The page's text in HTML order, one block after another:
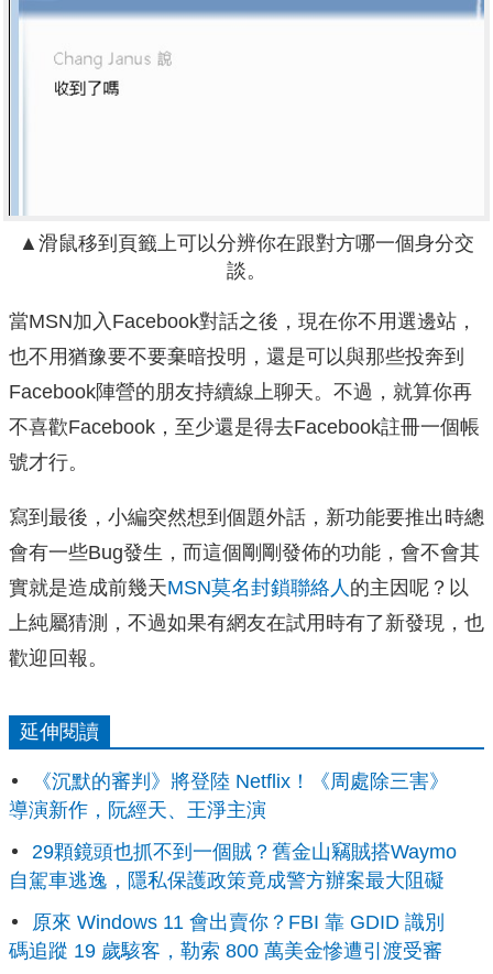
▲滑鼠移到頁籤上可以分辨你在跟對方哪一個身分交
談。
當MSN加入Facebook對話之後，現在你不用選邊站，
也不用猶豫要不要棄暗投明，還是可以與那些投奔到
Facebook陣營的朋友持續線上聊天。不過，就算你再
不喜歡Facebook，至少還是得去Facebook註冊一個帳
號才行。
寫到最後，小編突然想到個題外話，新功能要推出時總
會有一些Bug發生，而這個剛剛發佈的功能，會不會其
實就是造成前幾天MSN莫名封鎖聯絡人 的主因呢？以
上純屬猜測，不過如果有網友在試用時有了新發現，也
歡迎回報。
延伸閱讀
《沉默的審判》將登陸 Netflix！《周處除三害》
導演新作，阮經天、王淨主演
29顆鏡頭也抓不到一個賊？舊金山竊賊搭Waymo
自駕車逃逸，隱私保護政策竟成警方辦案最大阻礙
原來 Windows 11 會出賣你？FBI 靠 GDID 識別
碼追蹤 19 歲駭客，勒索 800 萬美金慘遭引渡受審